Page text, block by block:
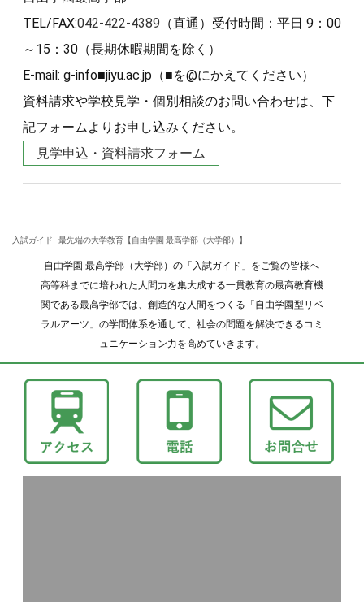
TEL/FAX:042-422-4389 （直通）受付時間：平日 9：00
～15：30（長期休暇期間を除く）
E-mail: g-info■jiyu.ac.jp（■を@にかえてください）
資料請求や学校見学・個別相談のお問い合わせは、下
記フォームよりお申し込みください。
見学申込・資料請求フォーム
入試ガイド - 最先端の大学教育【自由学園 最高学部（大学部）】
自由学園 最高学部（大学部）の「入試ガイド」をご覧の皆様へ
高等科までに培われた人間力を集大成する一貫教育の最高教育機
関である最高学部では、創造的な人間をつくる「自由学園型リベ
ラルアーツ」の学問体系を通して、社会の問題を解決できるコミ
ュニケーション力を高めていきます。